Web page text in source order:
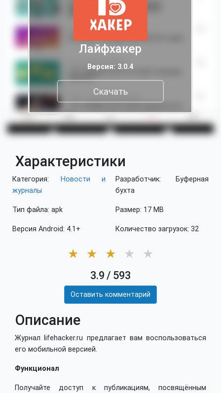
Лайфхакер
Версия: 3.0.4
Скачать
Характеристики
Категория:
Новости и
журналы
Тип файла: apk
Версия Android: 4.1+
Разработчик: Буферная
бухта
Размер: 17 MB
Количество загрузок: 32
★ ★ ★ ★ ★
3.9 / 593
Оставить комментарий
Описание
Журнал lifehacker.ru предлагает вам воспользоваться
его мобильной версией.
Функционал
Получайте доступ к публикациям, посвящённым